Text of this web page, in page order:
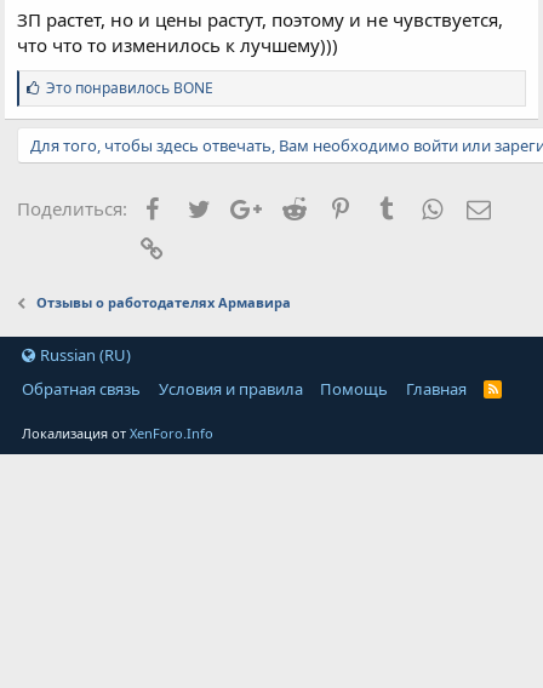
ЗП растет, но и цены растут, поэтому и не чувствуется,
что что то изменилось к лучшему)))
С
и
м
п
а
и
и
Это понравилось BONE
Для того, чтобы здесь отвечать, Вам необходимо войти или
Поделиться: Facebook
TwitterGoogle+
Reddit PinterestTumblrWhatsApp
Отзывы о работодателях Армавира
Russian (RU)
Обратная связь
Условия и правила Помощь Главная
Локализация отXenForo.Info